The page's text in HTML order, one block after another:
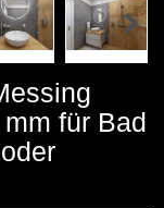
für Bad